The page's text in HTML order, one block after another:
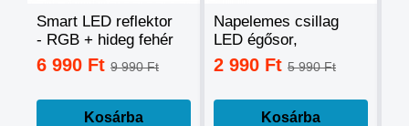
Smart LED reflektor
- RGB + hideg fehér
+ meleg fehér, okos
telefonnal
6 990 Ft 9 990 Ft
Kosárba
Napelemes csillag
LED égősor,
fényfüzér
2 990 Ft 5 990 Ft
Kosárba